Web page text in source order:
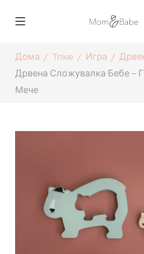
Дома Trixie Игра
Дрвена Сложувалка Бебе –
Мече